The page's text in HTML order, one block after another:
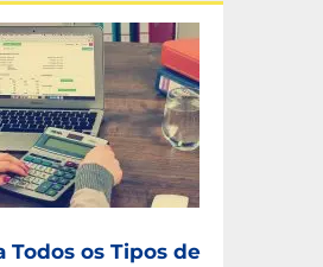
Todos os Tipos de